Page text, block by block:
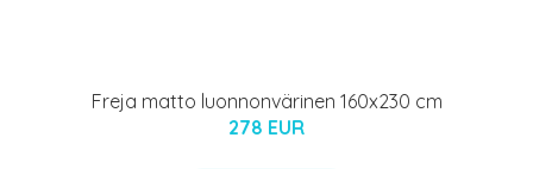
Freja matto luonnonvärinen 160x230 cm
278 EUR